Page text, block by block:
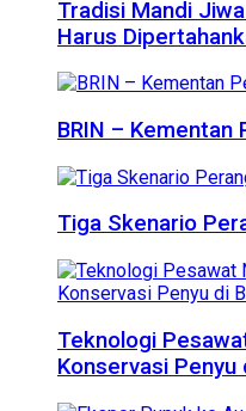
Tradisi Mandi
Harus
BRIN –
Tiga Skenario
Teknologi
Konservasi Penyu